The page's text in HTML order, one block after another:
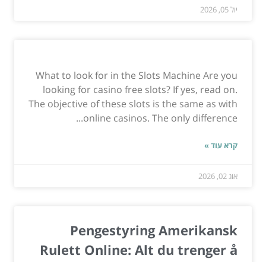
יול 05, 2026
What to look for in the Slots Machine Are you
looking for casino free slots? If yes, read on.
The objective of these slots is the same as with
online casinos. The only difference...
קרא עוד »
אוג 02, 2026
Pengestyring Amerikansk
Rulett Online: Alt du trenger å